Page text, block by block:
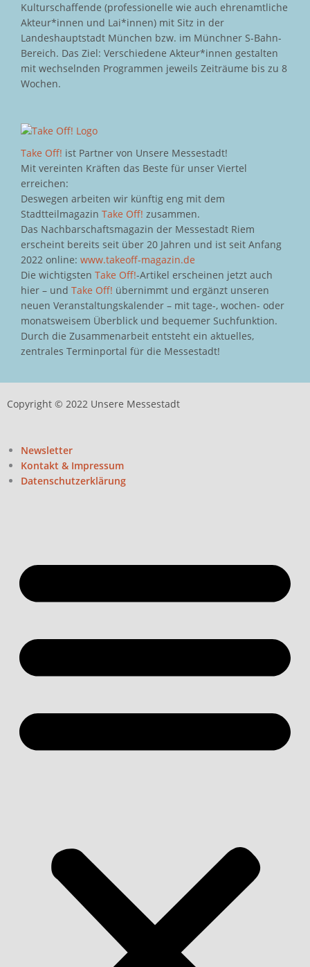
Kulturschaffende (professionelle wie auch ehrenamtliche
Akteur*innen und Lai*innen) mit Sitz in der
Landeshauptstadt München bzw. im Münchner S-Bahn-
Bereich. Das Ziel: Verschiedene Akteur*innen gestalten
mit wechselnden Programmen jeweils Zeiträume bis zu 8
Wochen.
Take Off! ist Partner von Unsere Messestadt!
Mit vereinten Kräften das Beste für unser Viertel
erreichen:
Deswegen arbeiten wir künftig eng mit dem
Stadtteilmagazin Take Off! zusammen.
Das Nachbarschaftsmagazin der Messestadt Riem
erscheint bereits seit über 20 Jahren und ist seit Anfang
2022 online: www.takeoff-magazin.de
Die wichtigsten Take Off!-Artikel erscheinen jetzt auch
hier – und Take Off! übernimmt und ergänzt unseren
neuen Veranstaltungskalender – mit tage-, wochen- oder
monatsweisem Überblick und bequemer Suchfunktion.
Durch die Zusammenarbeit entsteht ein aktuelles,
zentrales Terminportal für die Messestadt!
Copyright © 2022 Unsere Messestadt
Newsletter
Kontakt & Impressum
Datenschutzerklärung